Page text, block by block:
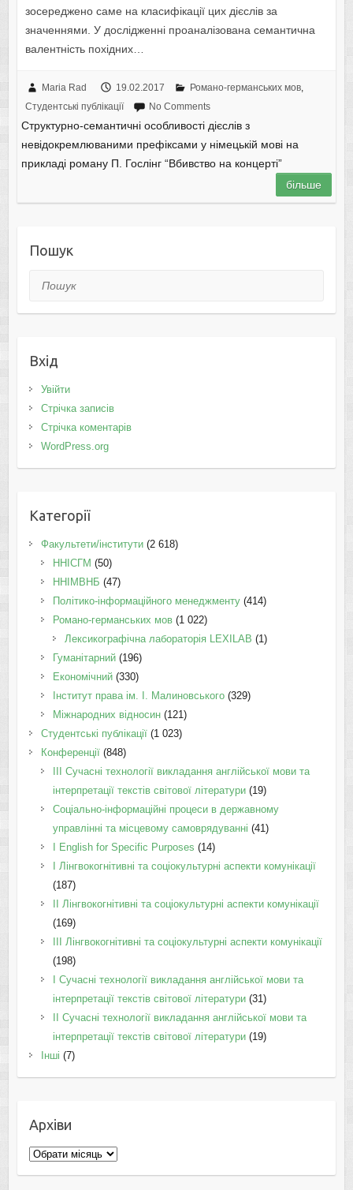
зосереджено саме на класифікації цих дієслів за
значеннями. У дослідженні проаналізована семантична
валентність похідних…
Maria Rad 19.02.2017 Романо-германських мов,
Студентські публікації
No Comments
Структурно-семантичні особливості дієслів з
невідокремлюваними префіксами у німецькій мові на
прикладі роману П. Гослінг “Вбивство на концерті”
більше
Пошук
Пошук
Вхід
Увійти
Стрічка записів
Стрічка коментарів
WordPress.org
Категорії
Факультети/інститути(2 618)
ННІСГМ (50)
ННІМВНБ (47)
Політико-інформаційного менеджменту(414)
Романо-германських мов(1 022)
Лексикографічна лабораторія LEXILAB (1)
Гуманітарний(196)
Економічний(330)
Інститут права ім. І. Малиновського(329)
Міжнародних відносин(121)
Студентські публікації(1 023)
Конференції(848)
III Сучасні технології викладання англійської мови та
інтерпретації текстів світової літератури(19)
Соціально-інформаційні процеси в державному
управлінні та місцевому самоврядуванні (41)
І English for Specific Purposes (14)
I Лінгвокогнітивні та соціокультурні аспекти комунікації
(187)
IІ Лінгвокогнітивні та соціокультурні аспекти комунікації
(169)
IІI Лінгвокогнітивні та соціокультурні аспекти комунікації
(198)
I Cучасні технології викладання англійської мови та
інтерпретації текстів світової літератури(31)
II Cучасні технології викладання англійської мови та
інтерпретації текстів світової літератури(19)
Інші (7)
Архіви
Архіви